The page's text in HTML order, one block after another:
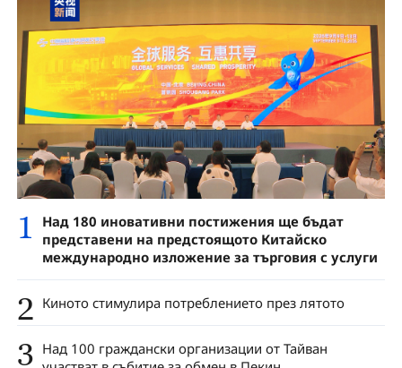
1
Над 180 иновативни постижения ще бъдат
представени на предстоящото Китайско
международно изложение за търговия с услуги
2 Киното стимулира потреблението през лятото
3 Над 100 граждански организации от Тайван